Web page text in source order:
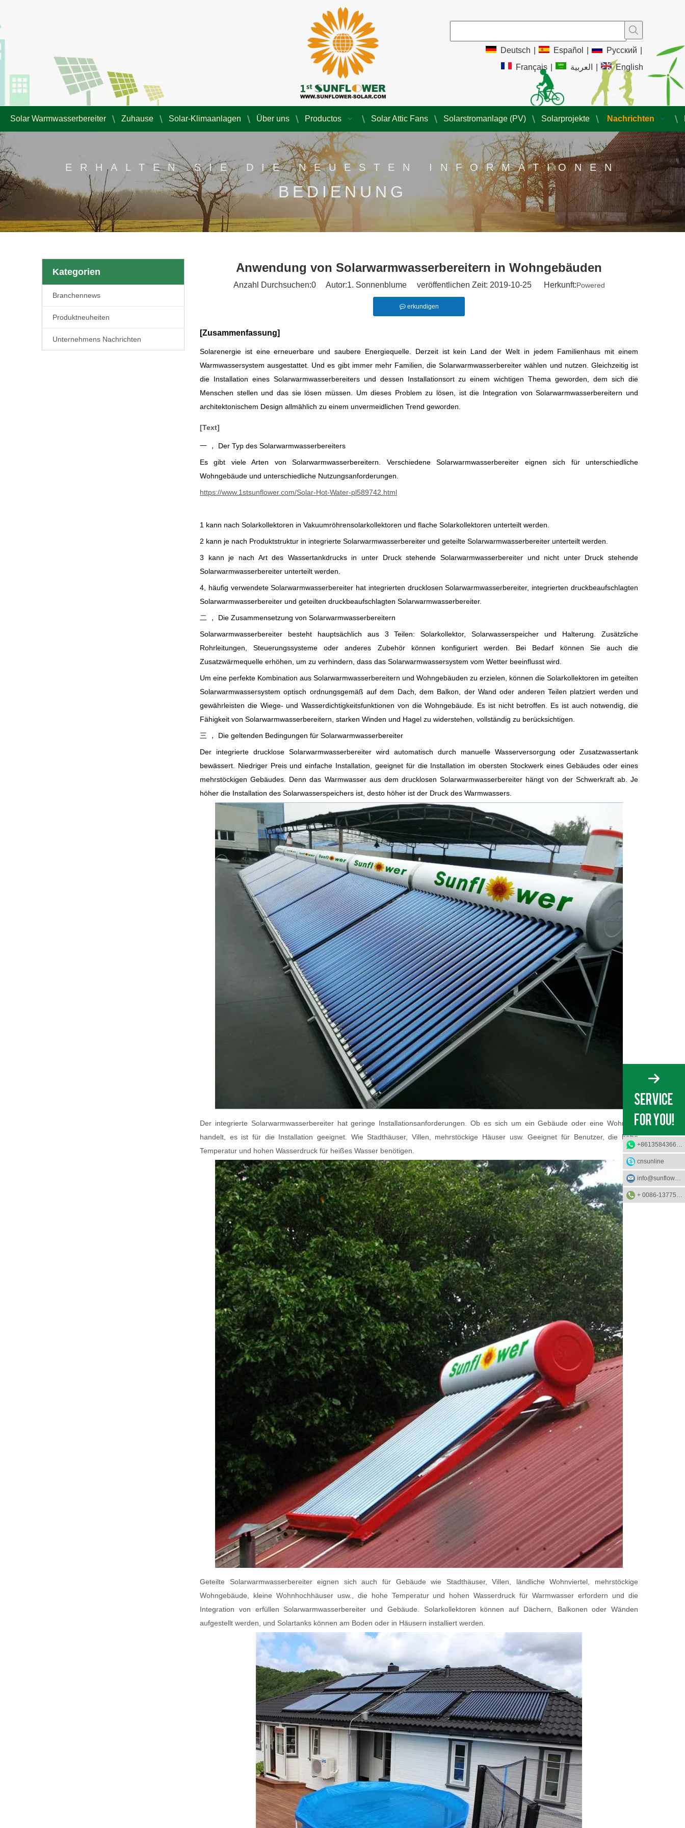
Deutsch Español Pусский
Français
العربية English
Solar Warmwasserbereiter Zuhause Solar-Klimaanlagen Über uns Productos Solar Attic Fans Solarstromanlage (PV) Solarprojekte Nachrichten
ERHALTEN SIE DIE NEUESTEN INFORMATIONEN
BEDIENUNG
Kategorien
Branchennews
Produktneuheiten
Unternehmens Nachrichten
Anwendung von Solarwarmwasserbereitern in Wohngebäuden
Anzahl Durchsuchen:0Autor:1. Sonnenblume veröffentlichen Zeit: 2019-10-25 Herkunft:Powered
erkundigen
[Zusammenfassung]
Solarenergie ist eine erneuerbare und saubere Energiequelle. Derzeit ist kein Land der Welt in jedem Familienhaus mit einem
Warmwassersystem ausgestattet. Und es gibt immer mehr Familien, die Solarwarmwasserbereiter wählen und nutzen. Gleichzeitig ist
die Installation eines Solarwarmwasserbereiters und dessen Installationsort zu einem wichtigen Thema geworden, dem sich die
Menschen stellen und das sie lösen müssen. Um dieses Problem zu lösen, ist die Integration von Solarwarmwasserbereitern und
architektonischem Design allmählich zu einem unvermeidlichen Trend geworden.
[Text]
一 ， Der Typ des Solarwarmwasserbereiters
Es gibt viele Arten von Solarwarmwasserbereitern. Verschiedene Solarwarmwasserbereiter eignen sich für unterschiedliche
Wohngebäude und unterschiedliche Nutzungsanforderungen.
https://www.1stsunflower.com/Solar-Hot-Water-pl589742.html
1 kann nach Solarkollektoren in Vakuumröhrensolarkollektoren und flache Solarkollektoren unterteilt werden.
2 kann je nach Produktstruktur in integrierte Solarwarmwasserbereiter und geteilte Solarwarmwasserbereiter unterteilt werden.
3 kann je nach Art des Wassertankdrucks in unter Druck stehende Solarwarmwasserbereiter und nicht unter Druck stehende
Solarwarmwasserbereiter unterteilt werden.
4, häufig verwendete Solarwarmwasserbereiter hat integrierten drucklosen Solarwarmwasserbereiter, integrierten druckbeaufschlagten
Solarwarmwasserbereiter und geteilten druckbeaufschlagten Solarwarmwasserbereiter.
二 ， Die Zusammensetzung von Solarwarmwasserbereitern
Solarwarmwasserbereiter besteht hauptsächlich aus 3 Teilen: Solarkollektor, Solarwasserspeicher und Halterung. Zusätzliche
Rohrleitungen, Steuerungssysteme oder anderes Zubehör können konfiguriert werden. Bei Bedarf können Sie auch die
Zusatzwärmequelle erhöhen, um zu verhindern, dass das Solarwarmwassersystem vom Wetter beeinflusst wird.
Um eine perfekte Kombination aus Solarwarmwasserbereitern und Wohngebäuden zu erzielen, können die Solarkollektoren im geteilten
Solarwarmwassersystem optisch ordnungsgemäß auf dem Dach, dem Balkon, der Wand oder anderen Teilen platziert werden und
gewährleisten die Wiege- und Wasserdichtigkeitsfunktionen von die Wohngebäude. Es ist nicht betroffen. Es ist auch notwendig, die
Fähigkeit von Solarwarmwasserbereitern, starken Winden und Hagel zu widerstehen, vollständig zu berücksichtigen.
三 ， Die geltenden Bedingungen für Solarwarmwasserbereiter
Der integrierte drucklose Solarwarmwasserbereiter wird automatisch durch manuelle Wasserversorgung oder Zusatzwassertank
bewässert. Niedriger Preis und einfache Installation, geeignet für die Installation im obersten Stockwerk eines Gebäudes oder eines
mehrstöckigen Gebäudes. Denn das Warmwasser aus dem drucklosen Solarwarmwasserbereiter hängt von der Schwerkraft ab. Je
höher die Installation des Solarwasserspeichers ist, desto höher ist der Druck des Warmwassers.
Der integrierte Solarwarmwasserbereiter hat geringe Installationsanforderungen. Ob es sich um ein Gebäude oder eine Wohnung
handelt, es ist für die Installation geeignet. Wie Stadthäuser, Villen, mehrstöckige Häuser usw. Geeignet für Benutzer, die hohe
Temperatur und hohen Wasserdruck für heißes Wasser benötigen.
Geteilte Solarwarmwasserbereiter eignen sich auch für Gebäude wie Stadthäuser, Villen, ländliche Wohnviertel, mehrstöckige
Wohngebäude, kleine Wohnhochhäuser usw., die hohe Temperatur und hohen Wasserdruck für Warmwasser erfordern und die
Integration von erfüllen Solarwarmwasserbereiter und Gebäude. Solarkollektoren können auf Dächern, Balkonen oder Wänden
aufgestellt werden, und Solartanks können am Boden oder in Häusern installiert werden.
+8613584366733
cnsunline
info@sunflower-solar.com
+ 0086-13775232023